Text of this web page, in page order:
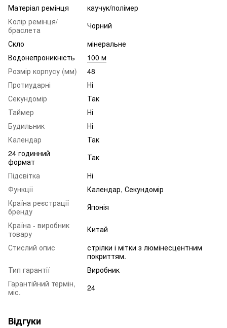
Матеріал ремінця
каучук/полімер
Колір ремінця/
браслета
Чорний
Скло
мінеральне
Водонепроникність
100 м
Розмір корпусу (мм)
48
Протиударні
Ні
Секундомір
Так
Таймер
Ні
Будильник
Ні
Календар
Так
24 годинний
формат
Так
Підсвітка
Ні
Функції
Календар, Секундомір
Країна реєстрації
бренду
Японія
Країна - виробник
товару
Китай
Стислий опис
стрілки і мітки з люмінесцентним
покриттям.
Тип гарантії
Виробник
Гарантійний термін,
міс.
24
Відгуки